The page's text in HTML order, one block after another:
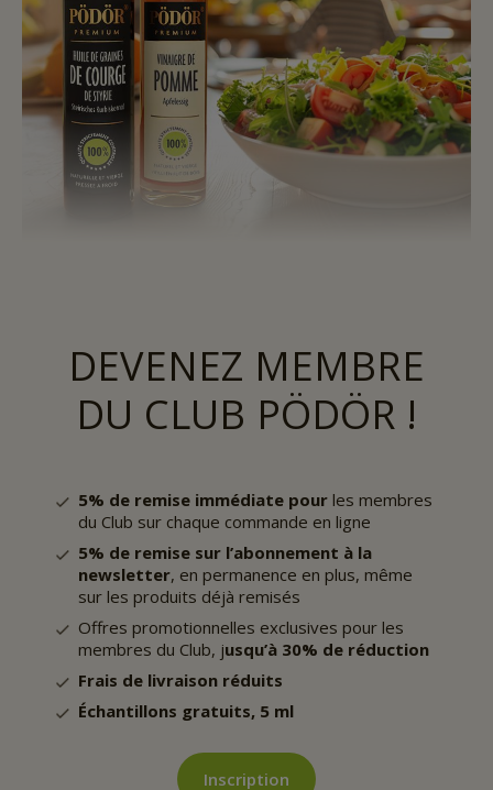
DEVENEZ MEMBRE
DU CLUB PÖDÖR !
5% de remise immédiate pour les membres
du Club sur chaque commande en ligne
5% de remise sur l’abonnement à la
newsletter, en permanence en plus, même
sur les produits déjà remisés
Offres promotionnelles exclusives pour les
membres du Club, jusqu’à 30% de réduction
Frais de livraison réduits
Échantillons gratuits, 5 ml
Inscription